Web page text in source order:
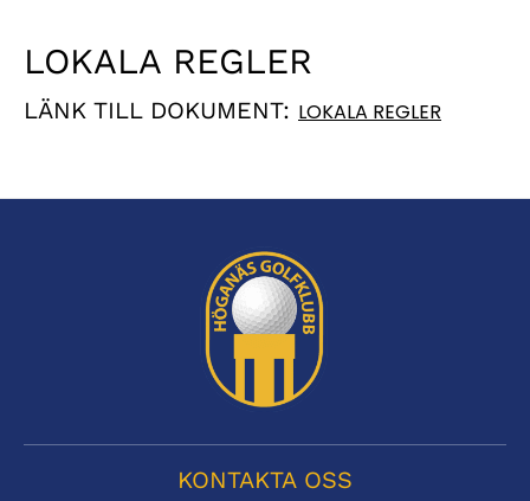
LOKALA REGLER
LÄNK TILL DOKUMENT: LOKALA REGLER
KONTAKTA OSS